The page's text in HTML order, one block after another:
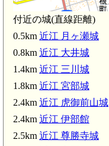
付近の城(直線距離)
0.5km 近江 月ヶ瀬城
0.8km 近江 大井城
1.4km 近江 三川城
1.8km 近江 宮部城
2.4km 近江 虎御前山城
2.4km 近江 伊部館
2.5km 近江 尊勝寺城